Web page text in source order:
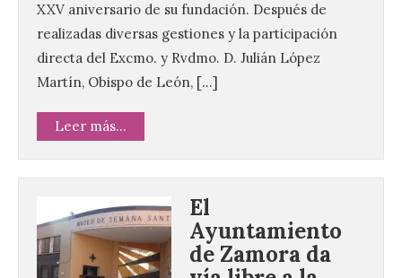
XXV aniversario de su fundación. Después de
realizadas diversas gestiones y la participación
directa del Excmo. y Rvdmo. D. Julián López
Martín, Obispo de León, […]
Leer más...
El
Ayuntamiento
de Zamora da